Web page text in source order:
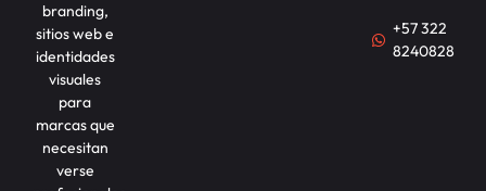
branding,
sitios web e
identidades
visuales
para
marcas que
necesitan
verse
+57 322
8240828